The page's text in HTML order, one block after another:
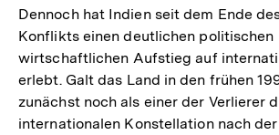
Dennoch hat Indien seit dem Ende
Konflikts einen deutlichen politischen
wirtschaftlichen Aufstieg auf
erlebt. Galt das Land in den frühen
zunächst noch als einer der Verlierer
internationalen Konstellation nach